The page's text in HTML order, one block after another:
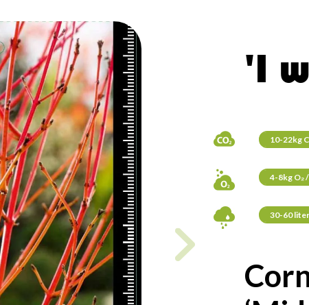
'I
10-22kg
4-8kg O₂
30-60